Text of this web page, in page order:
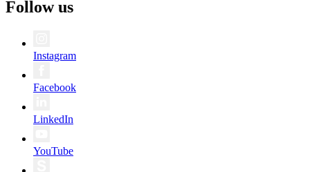
Follow us
Instagram
Facebook
LinkedIn
YouTube